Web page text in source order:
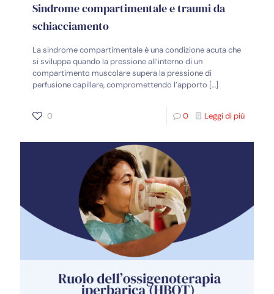
Sindrome compartimentale e traumi da
schiacciamento
La sindrome compartimentale è una condizione acuta che
si sviluppa quando la pressione all’interno di un
compartimento muscolare supera la pressione di
perfusione capillare, compromettendo l’apporto […]
0 0 Leggi di più